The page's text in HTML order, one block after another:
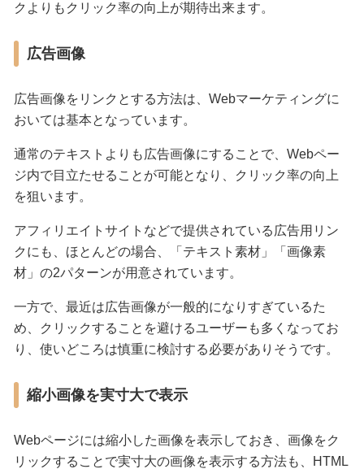
クよりもクリック率の向上が期待出来ます。
広告画像
広告画像をリンクとする方法は、Webマーケティングに
おいては基本となっています。
通常のテキストよりも広告画像にすることで、Webペー
ジ内で目立たせることが可能となり、クリック率の向上
を狙います。
アフィリエイトサイトなどで提供されている広告用リン
クにも、ほとんどの場合、「テキスト素材」「画像素
材」の2パターンが用意されています。
一方で、最近は広告画像が一般的になりすぎているた
め、クリックすることを避けるユーザーも多くなってお
り、使いどころは慎重に検討する必要がありそうです。
縮小画像を実寸大で表示
Webページには縮小した画像を表示しておき、画像をク
リックすることで実寸大の画像を表示する方法も、HTML